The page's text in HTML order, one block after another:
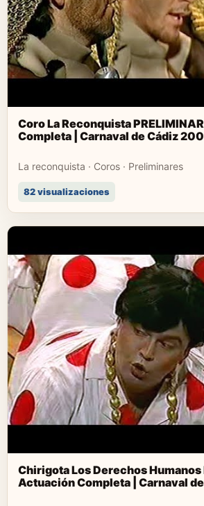
Coro La Reconquista
Completa | Carnaval de Cádiz
La reconquista · Coros · Preliminares
82 visualizaciones
Chirigota Los Derechos Humanos
Actuación Completa | Carnaval